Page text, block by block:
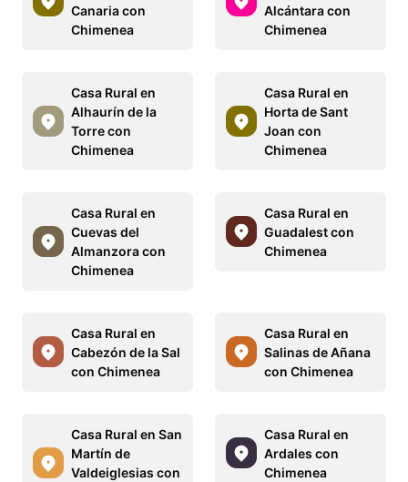
Canaria con
Chimenea
Alcántara con
Chimenea
Casa Rural en
Alhaurín de la
Torre con
Chimenea
Casa Rural en
Horta de Sant
Joan con
Chimenea
Casa Rural en
Cuevas del
Almanzora con
Chimenea
Casa Rural en
Guadalest con
Chimenea
Casa Rural en
Cabezón de la Sal
con Chimenea
Casa Rural en
Salinas de Añana
con Chimenea
Casa Rural en San
Martín de
Valdeiglesias con
Casa Rural en
Ardales con
Chimenea